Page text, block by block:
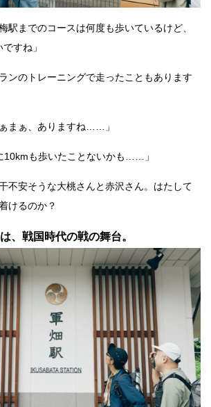
駅までのコースは何度も歩いているけど、
すね」
ンのトレーニングで走ったこともあります
まぁ、ありますね……」
10kmも歩いたことないかも……」
不安そうな大桃さんと赤沢さん。はたして
けるのか？
、戦国時代の戦の舞台。